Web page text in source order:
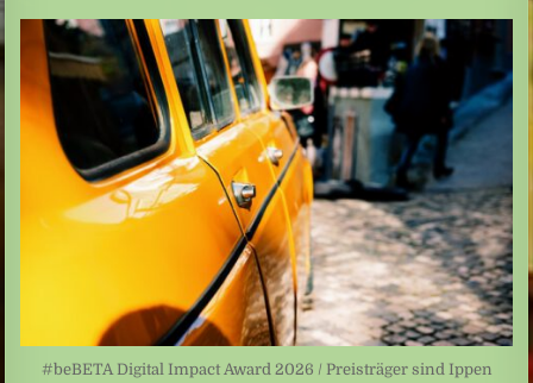
#beBETA Digital Impact Award 2026 / Preisträger sind Ippen